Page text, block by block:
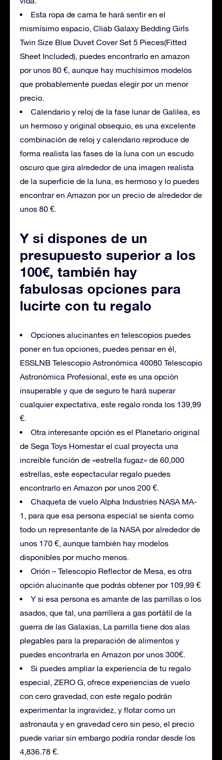
Esta ropa de cama te hará sentir en el
mismísimo espacio, Cliab Galaxy Bedding Girls
Twin Size Blue Duvet Cover Set 5 Pieces(Fitted
Sheet Included), puedes encontrarlo en amazon
por unos 80 €, aunque hay muchísimos modelos
que probablemente puedas elegir por un menor
precio.
Calendario y reloj de la fase lunar de Galilea, es
un hermoso y original obsequio, es una excelente
combinación de reloj y calendario reproduce de
forma realista las fases de la luna con un escudo
oscuro que gira alrededor de una imagen realista
de la superficie de la luna, es hermoso y lo puedes
encontrar en Amazon por un precio de alrededor de
unos 80 €.
Y si dispones de un
presupuesto superior a los
100€, también hay
fabulosas opciones para
lucirte con tu regalo
Opciones alucinantes en telescopios puedes
poner en tus opciones, puedes pensar en él,
ESSLNB Telescopio Astronómica 40080 Telescopio
Astronómica Profesional, este es una opción
insuperable y que de seguro te hará superar
cualquier expectativa, este regalo ronda los 139,99
€.
Otra interesante opción es el Planetario original
de Sega Toys Homestar el cual proyecta una
increíble función de «estrella fugaz» de 60,000
estrellas, este espectacular regalo puedes
encontrarlo en Amazon por unos 200 €.
Chaqueta de vuelo Alpha Industries NASA MA-
1, para que esa persona especial se sienta como
todo un representante de la NASA por alrededor de
unos 170 €, aunque también hay modelos
disponibles por mucho menos.
Orión – Telescopio Reflector de Mesa, es otra
opción alucinante que podrás obtener por 109,99 €
Y si esa persona es amante de las parrillas o los
asados, que tal, una parrillera a gas portátil de la
guerra de las Galaxias, La parrilla tiene dos alas
plegables para la preparación de alimentos y
puedes encontrarla en Amazon por unos 300€.
Si puedes ampliar la experiencia de tu regalo
especial, ZERO G, ofrece experiencias de vuelo
con cero gravedad, con este regalo podrán
experimentar la ingravidez, y flotar como un
astronauta y en gravedad cero sin peso, el precio
puede variar sin embargo podría rondar desde los
4,836.78 €.